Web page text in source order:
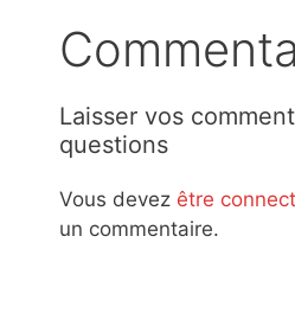
Laisser vos
questions
Vous devez être
un commentaire.